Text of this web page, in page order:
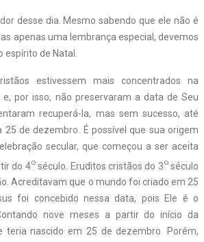
desse dia. Mesmo sabendo que ele não é
apenas uma lembrança especial, devemos
espírito de Natal.
estivessem mais concentrados na
e, por isso, não preservaram a data de Seu
recuperá-la, mas sem sucesso, até
25 de dezembro. É possível que sua origem
secular, que começou a ser aceita
do 4oséculo. Eruditos cristãos do 3oséculo
Acreditavam que o mundo foi criado em 25
foi concebido nessa data, pois Ele é o
nove meses a partir do início da
teria nascido em 25 de dezembro. Porém,